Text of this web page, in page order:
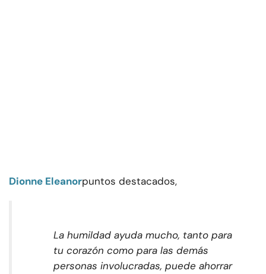
Dionne Eleanorpuntos destacados,
La humildad ayuda mucho, tanto para
tu corazón como para las demás
personas involucradas, puede ahorrar